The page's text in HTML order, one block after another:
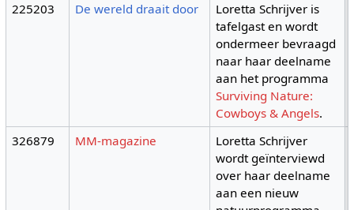
225203 De wereld draait door
Loretta Schrijver is
tafelgast en wordt
ondermeer bevraagd
naar haar deelname
aan het programma
Surviving Nature:
Cowboys & Angels.
326879 MM-magazine
Loretta Schrijver
wordt geïnterviewd
over haar deelname
aan een nieuw